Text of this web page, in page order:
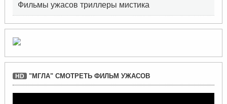
Фильмы ужасов триллеры мистика
HD "МГЛА" СМОТРЕТЬ ФИЛЬМ УЖАСОВ